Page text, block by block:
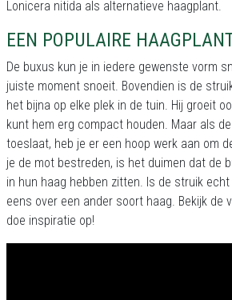
Lonicera nitida als alternatieve haagplant.
EEN POPULAIRE
De buxus kun je in iedere gewenste vorm
juiste moment snoeit. Bovendien is de
het bijna op elke plek in de tuin. Hij groeit
kunt hem erg compact houden. Maar als
toeslaat, heb je er een hoop werk aan om
je de mot bestreden, is het duimen dat de
in hun haag hebben zitten. Is de struik
eens over een ander soort haag. Bekijk de
doe inspiratie op!